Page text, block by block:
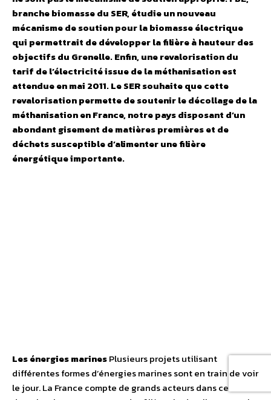
branche biomasse du SER, étudie un nouveau
mécanisme de soutien pour la biomasse électrique
qui permettrait de développer la filière à hauteur des
objectifs du Grenelle. Enfin, une revalorisation du
tarif de l’électricité issue de la méthanisation est
attendue en mai 2011. Le SER souhaite que cette
revalorisation permette de soutenir le décollage de la
méthanisation en France, notre pays disposant d’un
abondant gisement de matières premières et de
déchets susceptible d’alimenter une filière
énergétique importante.
Les énergies marinesPlusieurs projets utilisant
différentes formes d’énergies marines sont en train de voir
le jour. La France compte de grands acteurs dans ce